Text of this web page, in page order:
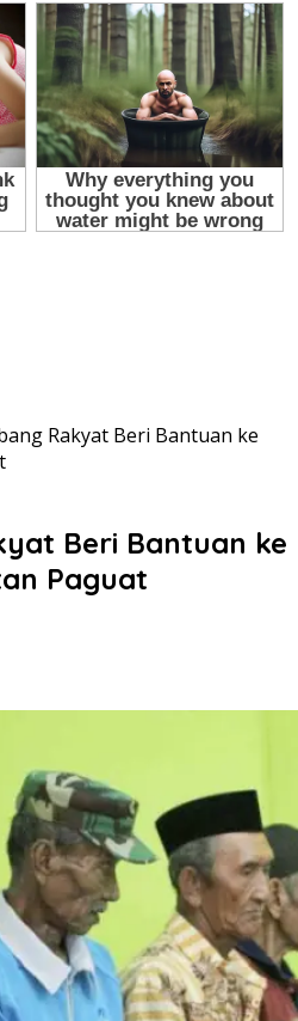
Rakyat Beri Bantuan ke
Beri Bantuan ke
Paguat